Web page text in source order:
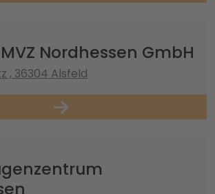
Nordhessen GmbH
, 36304 Alsfeld